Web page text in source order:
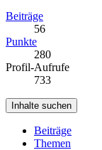
Beiträge
56
Punkte
280
Profil-Aufrufe
733
Inhalte suchen
Beiträge
Themen